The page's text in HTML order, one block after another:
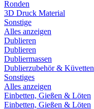
Ronden
3D Druck Material
Sonstige
Alles anzeigen
Dublieren
Dublieren
Dubliermassen
Dublierzubehör & Küvetten
Sonstiges
Alles anzeigen
Einbetten, Gießen & Löten
Einbetten, Gießen & Löten